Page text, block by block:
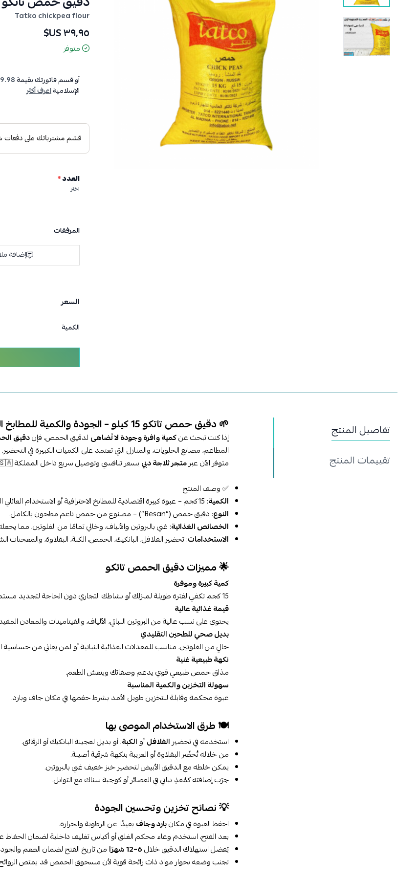
Tatko chickpea flour
٣٩٫٩٥ US$
متوفر
أو قسم فاتورتك بقيمة9.98
الإسلاميةاعرف أكثر
العدد*
اختر
المرفقات
إضافة
السعر
الكمية
تفاصيل المنتج
تقييمات المنتج
🌱 دقيق حمص تاتكو 15 كيلو – الجودة والكمية للمطابخ الكبيرة
إذا كنت تبحث عنكمية وافرة وجودة لا تُضاهى لدقيق الحمص، فإندقيق
المطاعم، مصانع الحلويات، والمنازل التي تعتمد على الكميات الكبيرة في التحضير.
متوفر الآن عبرمتجر ثلاجة دبي بسعر تنافسي وتوصيل سريع داخل المملكة 🇸🇦 .
✅ وصف المنتج
الكمية: 15 كجم – عبوة كبيرة اقتصادية للمطابخ الاحترافية أو الاستخدام العائلي المتكرر.
النوع: دقيق حمص (“Besan”) – مصنوع من حمص ناعم مطحون بالكامل.
الخصائص الغذائية: غني بالبروتين والألياف، وخالي تمامًا من الغلوتين، مما
الاستخدامات: تحضير الفلافل، البانكيك، الحمص، الكبة، البقلاوة، والمعجنات
🌟 مميزات دقيق الحمص تاتكو
كمية كبيرة وموفرة
15 كجم تكفي لفترة طويلة لمنزلك أو نشاطك التجاري دون الحاجة لتجديد مستمر.
قيمة غذائية عالية
يحتوي على نسب عالية من البروتين النباتي، الألياف، والفيتامينات والمعادن
بديل صحي للطحين التقليدي
خالٍ من الغلوتين، مناسب للمعدلات الغذائية النباتية أو لمن يعاني من حساسية
نكهة طبيعية غنية
مذاق حمص طبيعي قوي يدعم وصفاتك وينعش الطعم.
سهولة التخزين والكمية المناسبة
عبوة محكمة وقابلة للتخزين طويل الأمد بشرط حفظها في مكان جاف وبارد.
🍽️ طرق الاستخدام الموصى بها
استخدمه في تحضيرالفلافلأوالكبة، أو بديل لعجينة البانكيك أو الرقائق.
من خلاله تُحضّر البقلاوة أو الغريبة بنكهة شرقية أصيلة.
يمكن خلطه مع الدقيق الأبيض لتحضير خبز خفيف غني بالبروتين.
جرّب إضافته كمُغذٍ نباتي في العصائر أو كوجبة سناك مع التوابل.
💡 نصائح تخزين وتحسين الجودة
احفظ العبوة في مكانبارد وجاف بعيدًا عن الرطوبة والحرارة.
بعد الفتح، استخدم وعاء محكم الغلق أو أكياس تغليف داخلية لضمان الحفاظ
يُفضل استهلاك الدقيق خلال6–12 شهرًا
من تاريخ الفتح لضمان الطعم
تجنب وضعه بجوار مواد ذات رائحة قوية لأن مسحوق الحمص قد يمتص